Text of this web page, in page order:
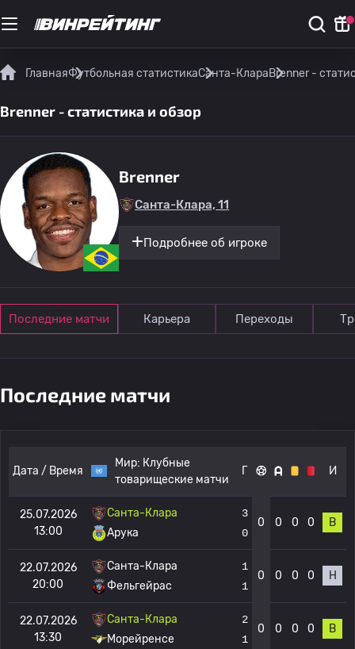
ГлавнаяФутбольная статистикаСанта-КлараBrenner -
Brenner - статистика и обзор
Brenner
Санта-Клара, 11
Подробнее об игроке
Последние матчи Карьера Переходы
Последние матчи
Дата / Время
Мир: Клубные
товарищеские матчи
Г И
25.07.2026
13:00
Санта-Клара
Арука
3
0
0 0 0 0 В
22.07.2026
20:00
Санта-Клара
Фельгейрас
1
1
0 0 0 0 Н
22.07.2026
13:30
Санта-Клара
Морейренсе
2
1
0 0 0 0 В